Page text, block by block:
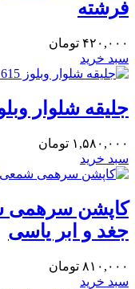
فرشته
۴۲۰,۰۰۰ تومان
سبد خرید
جلیقه شلوار وبلوز 615 پوشانک
۱,۵۸۰,۰۰۰ تومان
سبد خرید
جغد و ابر یاسی
۸۱۰,۰۰۰ تومان
سبد خرید